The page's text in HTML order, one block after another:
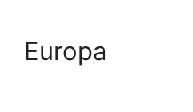
Europa